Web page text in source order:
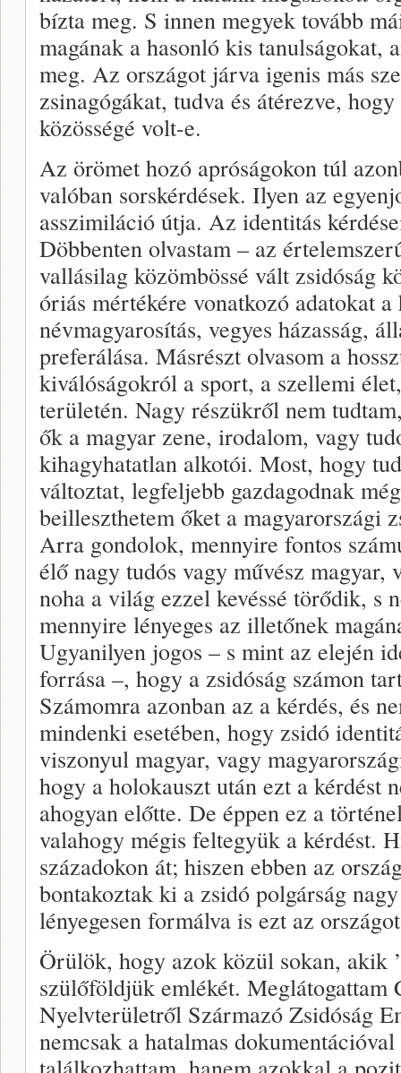
bízta meg. S innen megyek tovább
magának a hasonló kis tanulságokat,
meg. Az országot járva igenis más
zsinagógákat, tudva és átérezve,
közösségé volt-e.
Az örömet hozó apróságokon túl
valóban sorskérdések. Ilyen az
asszimiláció útja. Az identitás
Döbbenten olvastam – az
vallásilag közömbössé vált zsidóság
óriás mértékére vonatkozó adatokat
névmagyarosítás, vegyes házasság,
preferálása. Másrészt olvasom a
kiválóságokról a sport, a szellemi
területén. Nagy részükről nem
ők a magyar zene, irodalom, vagy
kihagyhatatlan alkotói. Most, hogy
változtat, legfeljebb gazdagodnak
beilleszthetem őket a magyarországi
Arra gondolok, mennyire fontos
élő nagy tudós vagy művész magyar,
noha a világ ezzel kevéssé törődik, s
mennyire lényeges az illetőnek
Ugyanilyen jogos – s mint az elején
forrása –, hogy a zsidóság számon
Számomra azonban az a kérdés, és
mindenki esetében, hogy zsidó
viszonyul magyar, vagy
hogy a holokauszt után ezt a kérdést
ahogyan előtte. De éppen ez a
valahogy mégis feltegyük a kérdést.
századokon át; hiszen ebben az
bontakoztak ki a zsidó polgárság
lényegesen formálva is ezt az
Örülök, hogy azok közül sokan, akik
szülőföldjük emlékét. Meglátogattam
Nyelvterületről Származó Zsidóság
nemcsak a hatalmas